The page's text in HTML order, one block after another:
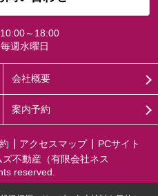
10:00～18:00
毎週水曜日
会社概要
案内予約
アクセスマップ
PCサイト
不動産（有限会社ネス
reserved.